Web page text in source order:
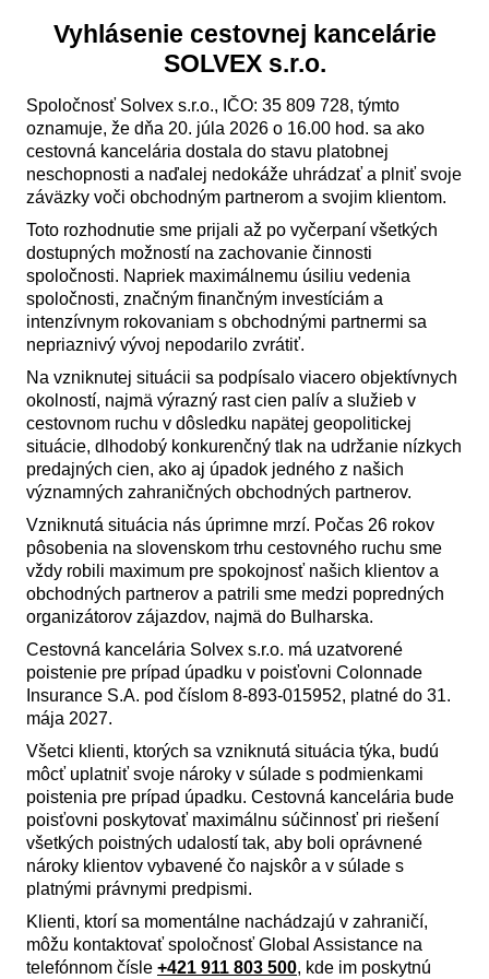
Vyhlásenie cestovnej kancelárie
SOLVEX s.r.o.
Spoločnosť Solvex s.r.o., IČO: 35 809 728, týmto
oznamuje, že dňa 20. júla 2026 o 16.00 hod. sa ako
cestovná kancelária dostala do stavu platobnej
neschopnosti a naďalej nedokáže uhrádzať a plniť svoje
záväzky voči obchodným partnerom a svojim klientom.
Toto rozhodnutie sme prijali až po vyčerpaní všetkých
dostupných možností na zachovanie činnosti
spoločnosti. Napriek maximálnemu úsiliu vedenia
spoločnosti, značným finančným investíciám a
intenzívnym rokovaniam s obchodnými partnermi sa
nepriaznivý vývoj nepodarilo zvrátiť.
Na vzniknutej situácii sa podpísalo viacero objektívnych
okolností, najmä výrazný rast cien palív a služieb v
cestovnom ruchu v dôsledku napätej geopolitickej
situácie, dlhodobý konkurenčný tlak na udržanie nízkych
predajných cien, ako aj úpadok jedného z našich
významných zahraničných obchodných partnerov.
Vzniknutá situácia nás úprimne mrzí. Počas 26 rokov
pôsobenia na slovenskom trhu cestovného ruchu sme
vždy robili maximum pre spokojnosť našich klientov a
obchodných partnerov a patrili sme medzi popredných
organizátorov zájazdov, najmä do Bulharska.
Cestovná kancelária Solvex s.r.o. má uzatvorené
poistenie pre prípad úpadku v poisťovni Colonnade
Insurance S.A. pod číslom 8-893-015952, platné do 31.
mája 2027.
Všetci klienti, ktorých sa vzniknutá situácia týka, budú
môcť uplatniť svoje nároky v súlade s podmienkami
poistenia pre prípad úpadku. Cestovná kancelária bude
poisťovni poskytovať maximálnu súčinnosť pri riešení
všetkých poistných udalostí tak, aby boli oprávnené
nároky klientov vybavené čo najskôr a v súlade s
platnými právnymi predpismi.
Klienti, ktorí sa momentálne nachádzajú v zahraničí,
môžu kontaktovať spoločnosť Global Assistance na
telefónnom čísle +421 911 803 500, kde im poskytnú